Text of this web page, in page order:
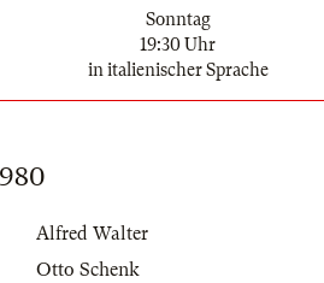
Sonntag
19:30 Uhr
in italienischer Sprache
Alfred Walter
Otto Schenk